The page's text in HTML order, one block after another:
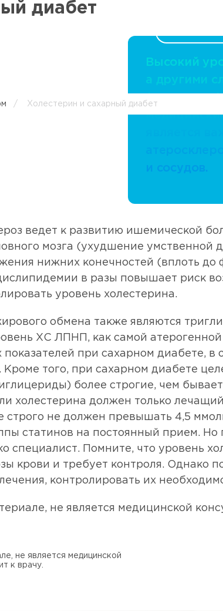
/ Холестерин и сахарный диабет
диабет
Высокий
а другими
(липидного)
и сосудов.
ведет к развитию ишемической
мозга (ухудшение умственной
нижних конечностей (вплоть до
в разы повышает риск
уровень холестерина.
обмена также являются
ХС ЛПНП, как самой
при сахарном диабете, в
того, при сахарном диабете
более строгие, чем бывает
холестерина должен только
строго не должен превышать 4,5
статинов на постоянный прием. Но
специалист. Помните, что уровень
крови и требует контроля. Однако
контролировать их
не является медицинской
не является медицинской
к врачу.